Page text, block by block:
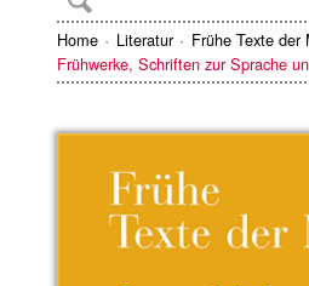
Home Literatur
Frühe Texte der
Frühwerke, Schriften zur Sprache